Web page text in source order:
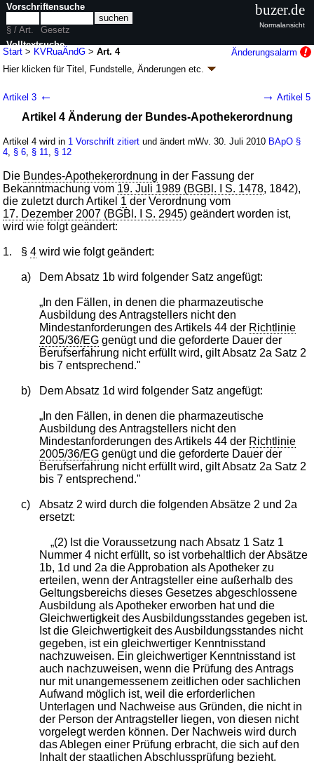
Start > KVRuaÄndG >Art. 4
Änderungsalarm
Hier klicken fürTitel, Fundstelle, Änderungen etc.
krankenversicherungsrechtlicher und anderer
Vorschriften (KVRuaÄndGk.a.Abk.)
G. v. 24.07.2010 BGBl. I S. 983(Nr. 39); Geltung ab 30.07.2010,
abweichend siehe
wird in 12 Vorschriften zitiert
Artikel 3 ← → Artikel 5
Artikel 4 Änderung der Bundes-Apothekerordnung
Artikel 4 wird in 1 Vorschrift zitiert und ändert mWv. 30. Juli 2010 BApO §
4 § 6 § 11 § 12
Die Bundes-Apothekerordnung in der Fassung der
Bekanntmachung vom 19. Juli 1989 (BGBl. I S. 1478, 1842),
die zuletzt durch Artikel 1 der Verordnung vom
17. Dezember 2007 (BGBl. I S. 2945) geändert worden ist,
wird wie folgt geändert:
1. §4 wird wie folgt geändert:
a) Dem Absatz 1b wird folgender Satz angefügt:
„In den Fällen, in denen die pharmazeutische
Ausbildung des Antragstellers nicht den
Mindestanforderungen des Artikels 44 der Richtlinie
2005/36/EGgenügt und die geforderte Dauer der
Berufserfahrung nicht erfüllt wird, gilt Absatz 2a Satz 2
bis 7 entsprechend."
b) Dem Absatz 1d wird folgender Satz angefügt:
„In den Fällen, in denen die pharmazeutische
Ausbildung des Antragstellers nicht den
Mindestanforderungen des Artikels 44 der Richtlinie
2005/36/EGgenügt und die geforderte Dauer der
Berufserfahrung nicht erfüllt wird, gilt Absatz 2a Satz 2
bis 7 entsprechend."
c)
Absatz 2 wird durch die folgenden Absätze 2 und 2a
ersetzt:
„(2) Ist die Voraussetzung nach Absatz 1 Satz 1
Nummer 4 nicht erfüllt, so ist vorbehaltlich der Absätze
1b, 1d und 2a die Approbation als Apotheker zu
erteilen, wenn der Antragsteller eine außerhalb des
Geltungsbereichs dieses Gesetzes abgeschlossene
Ausbildung als Apotheker erworben hat und die
Gleichwertigkeit des Ausbildungsstandes gegeben ist.
Ist die Gleichwertigkeit des Ausbildungsstandes nicht
gegeben, ist ein gleichwertiger Kenntnisstand
nachzuweisen. Ein gleichwertiger Kenntnisstand ist
auch nachzuweisen, wenn die Prüfung des Antrags
nur mit unangemessenem zeitlichen oder sachlichen
Aufwand möglich ist, weil die erforderlichen
Unterlagen und Nachweise aus Gründen, die nicht in
der Person der Antragsteller liegen, von diesen nicht
vorgelegt werden können. Der Nachweis wird durch
das Ablegen einer Prüfung erbracht, die sich auf den
Inhalt der staatlichen Abschlussprüfung bezieht.
Vorschriftensuche
§ / Art.
Gesetz
Volltextsuche
nur in KVRuaÄndG
buzer.de
Normalansicht